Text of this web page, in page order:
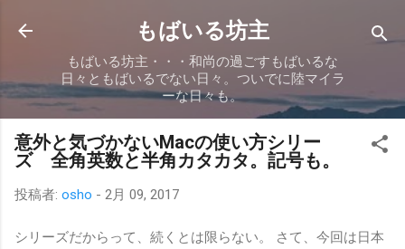
スキップしてメイン コンテンツに移動
もばいる坊主
もばいる坊主・・・和尚の過ごすもばいるな
日々ともばいるでない日々。ついでに陸マイラ
ーな日々も。
意外と気づかないMacの使い方シリー
ズ 全角英数と半角カタカタ。記号も。
投稿者: osho - 2月 09, 2017
シリーズだからって、続くとは限らない。 さて、今回は日本